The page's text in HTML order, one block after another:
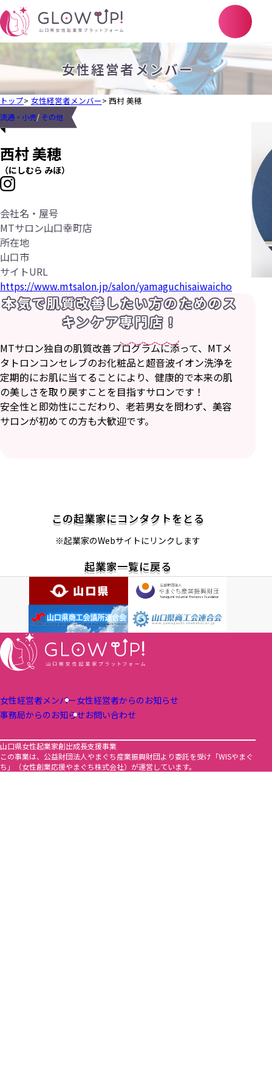
女性経営者メンバー
トップ 女性経営者メンバー 西村 美穂
流通・小売/ その他
西村 美穂
にしむら みほ
会社名・屋号
MTサロン山口幸町店
所在地
山口市
サイトURL
https://www.mtsalon.jp/salon/yamaguchisaiwaicho
本気で肌質改善したい方のためのス
キンケア専門店！
MTサロン独自の肌質改善プログラムに添って、MTメ
タトロンコンセレブのお化粧品と超音波イオン洗浄を
定期的にお肌に当てることにより、健康的で本来の肌
の美しさを取り戻すことを目指すサロンです！
安全性と即効性にこだわり、老若男女を問わず、美容
サロンが初めての方も大歓迎です。
この起業家にコンタクトをとる
※起業家のWebサイトにリンクします
起業家一覧に戻る
女性経営者メンバー女性経営者からのお知らせ
事務局からのお知らせお問い合わせ
山口県女性起業家創出成長支援事業
この事業は、公益財団法人やまぐち産業振興財団より委託を受け「WISやまぐ
ち」（女性創業応援やまぐち株式会社）が運営しています。